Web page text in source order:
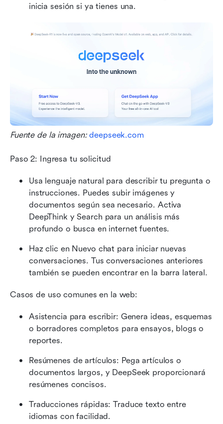
inicia sesión si ya tienes una.
Fuente de la imagen: deepseek.com
Paso 2: Ingresa tu solicitud
Usa lenguaje natural para describir tu pregunta o
instrucciones. Puedes subir imágenes y
documentos según sea necesario. Activa
DeepThink y Search para un análisis más
profundo o busca en internet fuentes.
Haz clic en Nuevo chat para iniciar nuevas
conversaciones. Tus conversaciones anteriores
también se pueden encontrar en la barra lateral.
Casos de uso comunes en la web:
Asistencia para escribir: Genera ideas, esquemas
o borradores completos para ensayos, blogs o
reportes.
Resúmenes de artículos: Pega artículos o
documentos largos, y DeepSeek proporcionará
resúmenes concisos.
Traducciones rápidas: Traduce texto entre
idiomas con facilidad.